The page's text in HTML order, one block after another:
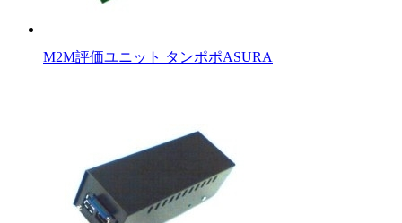
M2M評価ユニット タンポポASURA